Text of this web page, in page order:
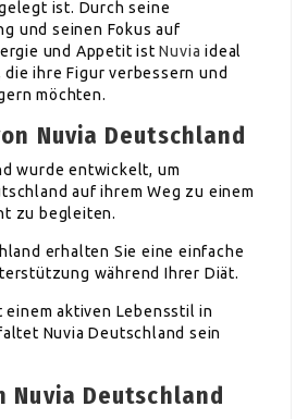
ist. Durch seine
und seinen Fokus auf
und Appetit istNuvia ideal
ihre Figur verbessern und
möchten.
Nuvia Deutschland
wurde entwickelt, um
auf ihrem Weg zu einem
zu begleiten.
erhalten Sie eine einfache
während Ihrer Diät.
einem aktiven Lebensstil in
Nuvia Deutschland sein
Nuvia Deutschland